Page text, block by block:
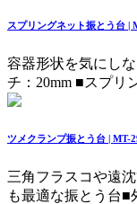
スプリングネット振とう台 |
容器形状を気にし
チ：20mm ■スプリ
ツメクランプ振とう台 | MT-
三角フラスコや遠
も最適な振とう台■